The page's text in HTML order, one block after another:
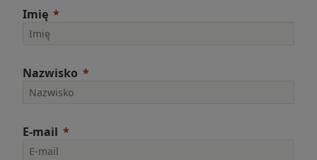
Imię
Nazwisko
E-mail